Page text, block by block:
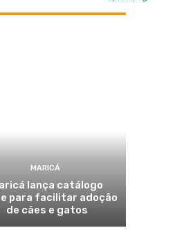
MARICÁ
lança catálogo
para facilitar adoção
de cães e gatos